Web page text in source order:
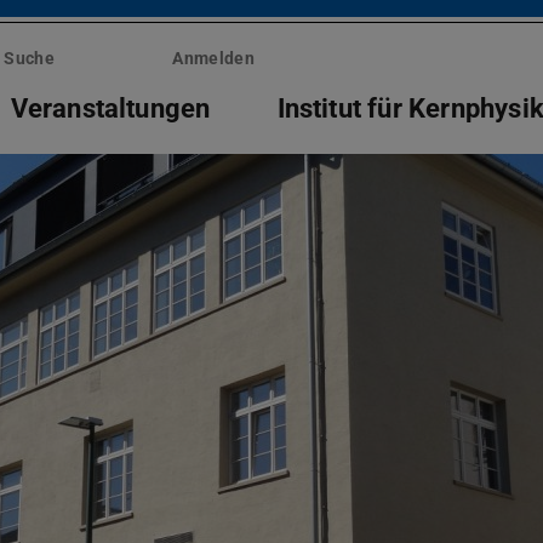
Suche Anmelden
Veranstaltungen Institut für Kernphysik